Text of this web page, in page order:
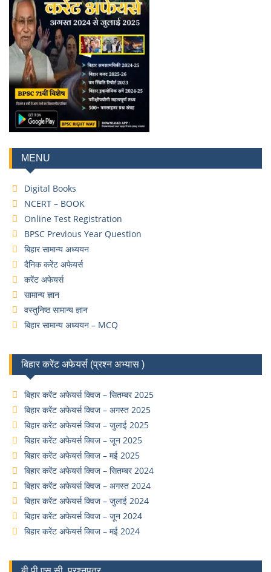
MENU
Digital Books
NCERT – BOOK
Online Test Registration
BPSC Previous Year Question
बिहार सामान्य अध्ययन
दैनिक करेंट अफेयर्स
करेंट अफेयर्स
सामान्य ज्ञान
वस्तुनिष्ठ सामान्य ज्ञान
बिहार सामान्य अध्ययन – MCQ
बिहार करेंट अफेयर्स (प्रश्न अभ्यास )
बिहार करेंट अफेयर्स क्विज – सितम्बर 2025
बिहार करेंट अफेयर्स क्विज – अगस्त 2025
बिहार करेंट अफेयर्स क्विज – जुलाई 2025
बिहार करेंट अफेयर्स क्विज – जून 2025
बिहार करेंट अफेयर्स क्विज – मई 2025
बिहार करेंट अफेयर्स क्विज – सितम्बर 2024
बिहार करेंट अफेयर्स क्विज – अगस्त 2024
बिहार करेंट अफेयर्स क्विज – जुलाई 2024
बिहार करेंट अफेयर्स क्विज – जून 2024
बिहार करेंट अफेयर्स क्विज – मई 2024